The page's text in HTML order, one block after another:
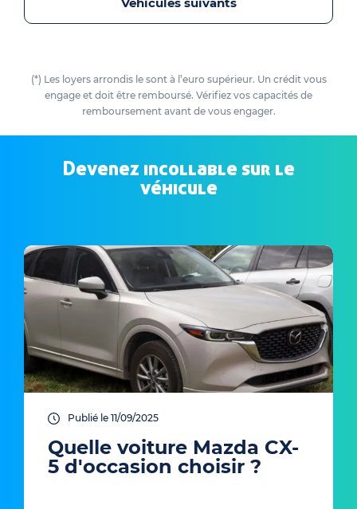
(*) Les loyers arrondis le sont à l’euro supérieur. Un crédit vous
engage et doit être remboursé. Vérifiez vos capacités de
remboursement avant de vous engager.
Devenez incollable sur le
véhicule
Publié le 11/09/2025
Quelle voiture Mazda CX-
5 d'occasion choisir ?